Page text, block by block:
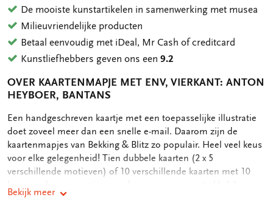
De mooiste kunstartikelen in samenwerking met musea
Milieuvriendelijke producten
Betaal eenvoudig met iDeal, Mr Cash of creditcard
Kunstliefhebbers geven ons een9.2
OVER KAARTENMAPJE MET ENV, VIERKANT: ANTON
HEYBOER, BANTANS
OMSCHRIJVING
Een handgeschreven kaartje met een toepasselijke illustratie
doet zoveel meer dan een snelle e-mail. Daarom zijn de
kaartenmapjes van Bekking & Blitz zo populair. Heel veel keus
voor elke gelegenheid! Tien dubbele kaarten (2 x 5
verschillende motieven) of 10 verschillende kaarten met 10
kaartenmapje. Op de achterkant van het mapje staan de
Bekijk meer